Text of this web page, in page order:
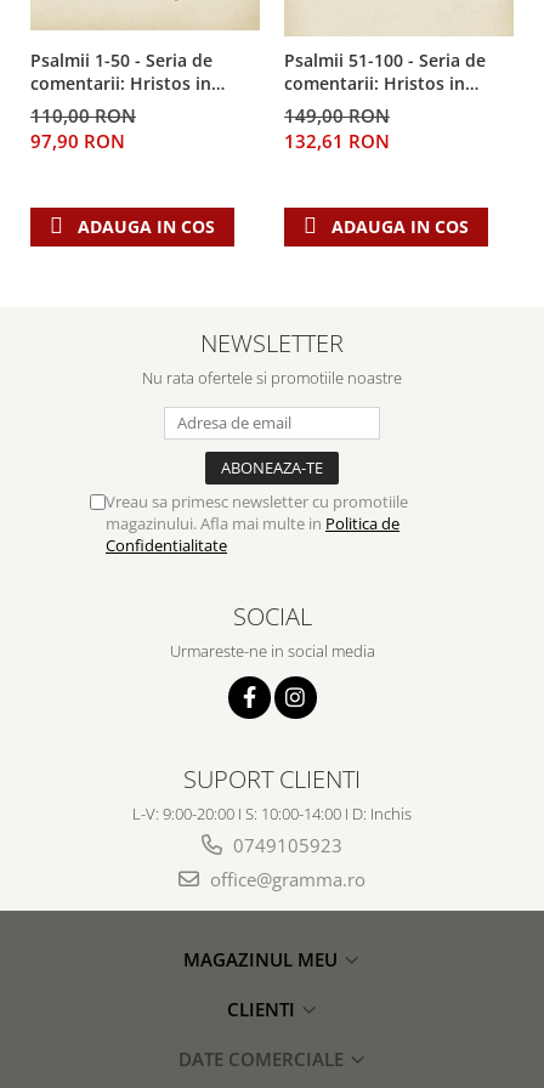
Despre afaceri
Leadership
Sanatate / nutritie
Psalmii 1-50 - Seria de
comentarii: Hristos in
centru
110,00 RON
97,90 RON
ADAUGA IN COS
Psalmii 51-100 - Seria de
comentarii: Hristos in
centru
149,00 RON
132,61 RON
ADAUGA IN COS
NEWSLETTER
Nu rata ofertele si promotiile noastre
Vreau sa primesc newsletter cu promotiile
magazinului. Afla mai multe in Politica de
Confidentialitate
SOCIAL
Urmareste-ne in social media
SUPORT CLIENTI
L-V: 9:00-20:00 I S: 10:00-14:00 I D: Inchis
0749105923
office@gramma.ro
MAGAZINUL MEU
CLIENTI
DATE COMERCIALE